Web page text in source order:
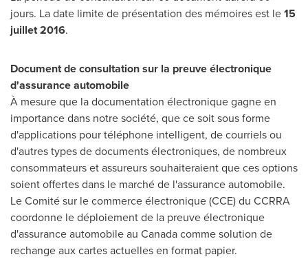
jours. La date limite de présentation des mémoires est le15
juillet 2016.
Document de consultation sur la preuve électronique
d'assurance automobile
À mesure que la documentation électronique gagne en
importance dans notre société, que ce soit sous forme
d'applications pour téléphone intelligent, de courriels ou
d'autres types de documents électroniques, de nombreux
consommateurs et assureurs souhaiteraient que ces options
soient offertes dans le marché de l'assurance automobile.
Le Comité sur le commerce électronique (CCE) du CCRRA
coordonne le déploiement de la preuve électronique
d'assurance automobile au Canadacomme solution de
rechange aux cartes actuelles en format papier.